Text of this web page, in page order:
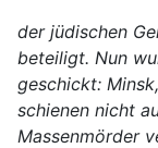
der jüdischen
beteiligt. Nun
geschickt: Minsk,
schienen nicht
Massenmörder